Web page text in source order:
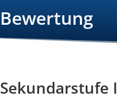
Bewertung
Sekundarstufe I